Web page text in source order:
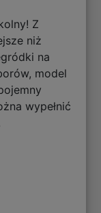
Z
niż
na
model
wypełnić